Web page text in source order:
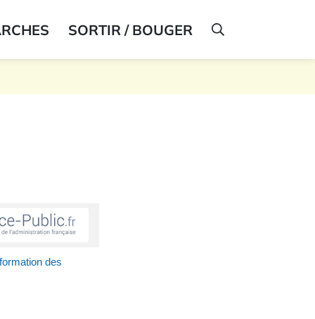
SORTIR / BOUGER AFFICHER LA
des